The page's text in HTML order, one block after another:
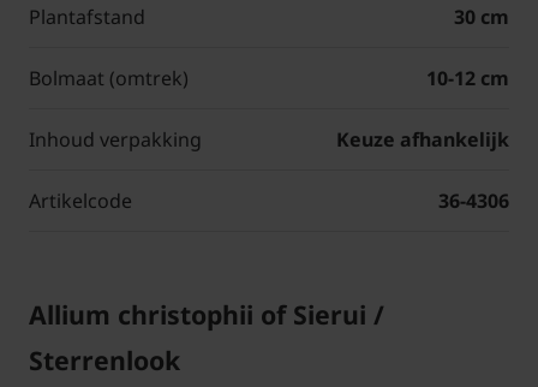
Plantafstand 30 cm
Bolmaat (omtrek) 10-12 cm
Inhoud verpakking Keuze afhankelijk
Artikelcode 36-4306
Allium christophii of Sierui /
Sterrenlook